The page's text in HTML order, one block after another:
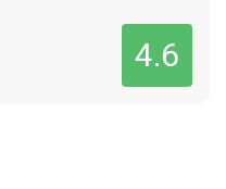
4.6